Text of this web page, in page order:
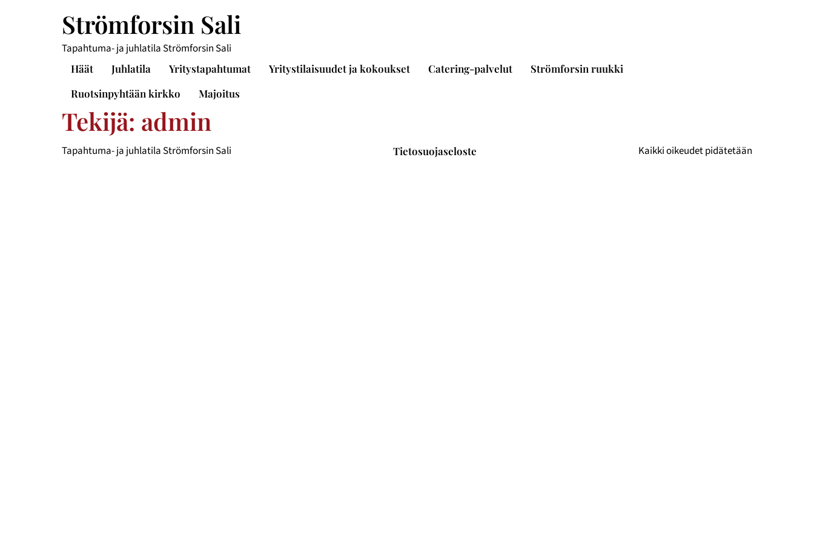
Strömforsin Sali
Tapahtuma- ja juhlatila Strömforsin Sali
Häät Juhlatila Yritystapahtumat Yritystilaisuudet ja kokoukset Catering-palvelut
Strömforsin ruukki
Ruotsinpyhtään kirkko
Majoitus
Tekijä: admin
Tapahtuma- ja juhlatila Strömforsin Sali Tietosuojaseloste Kaikki oikeudet pidätetään